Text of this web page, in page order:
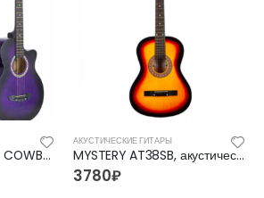
Гитара акустическая COWBOY 3810C BK 38″
АКУСТИЧЕСКИЕ ГИТАРЫ
MYSTERY AT38SB, акустическая гитара
3780₽